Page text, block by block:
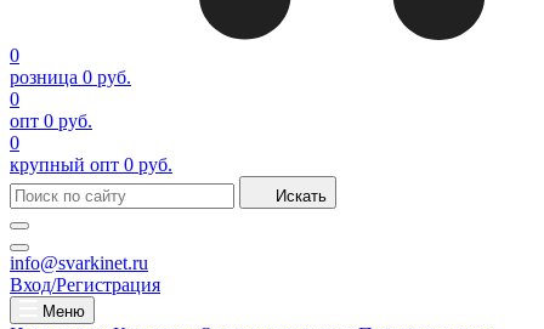
0
розница 0 руб.
0
опт 0 руб.
0
крупный опт 0 руб.
Искать
info@svarkinet.ru
Вход/Регистрация
Меню